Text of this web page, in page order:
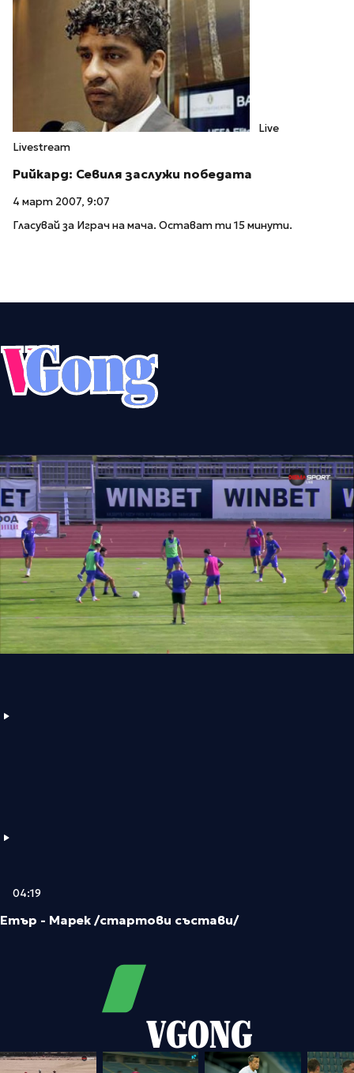
Live
Livestream
Рийкард: Севиля заслужи победата
4 март 2007, 9:07
Гласувай за Играч на мача. Остават ти 15 минути.
04:19
Етър - Марек /стартови състави/
VGONG